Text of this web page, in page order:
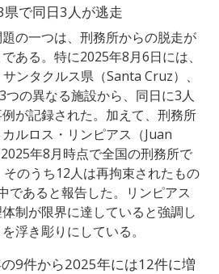
で同日3人が逃走
の一つは、刑務所からの脱走が
ある。特に2025年8月6日には、
ンタクルス県（Santa Cruz）、
の異なる施設から、同日に3人
が記録された。加えて、刑務所
ルロス・リンピアス（Juan
年8月時点で全国の刑務所で
のうち12人は再拘束されたもの
であると報告した。リンピアス
制が限界に達していると強調し
浮き彫りにしている。
9件から2025年には12件に増